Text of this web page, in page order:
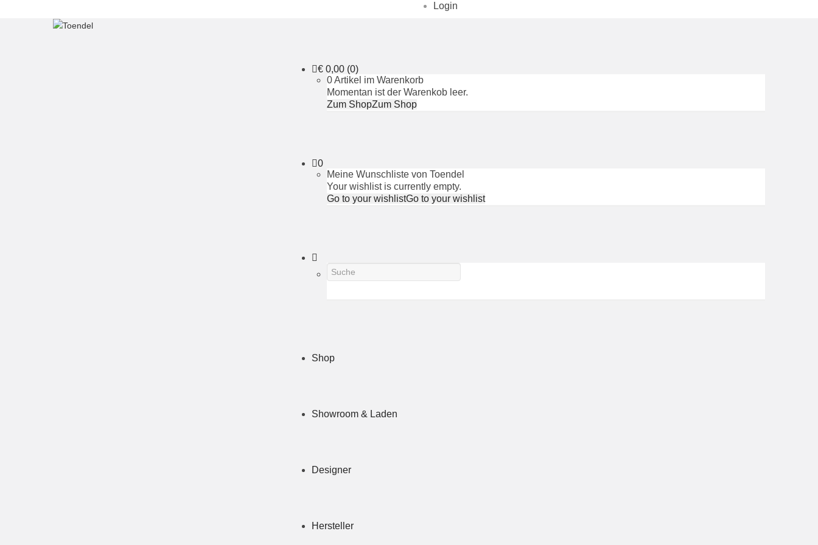
Login
€ 0,00 (0)
0 Artikel im Warenkorb
Momentan ist der Warenkob leer.
Zum ShopZum Shop
0
Meine Wunschliste von Toendel
Your wishlist is currently empty.
Go to your wishlistGo to your wishlist
Shop
Showroom & Laden
Designer
Hersteller